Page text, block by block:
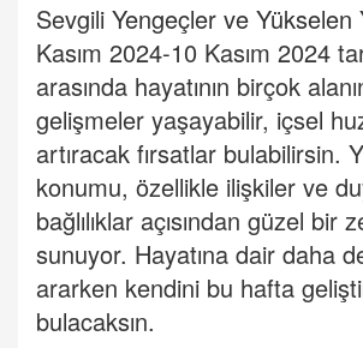
Sevgili Yengeçler ve Yükselen
Kasım 2024-10 Kasım 2024
arasında hayatının birçok
gelişmeler yaşayabilir, içsel
artıracak fırsatlar bulabilirsin.
konumu, özellikle ilişkiler ve
bağlılıklar açısından güzel bir
sunuyor. Hayatına dair daha
ararken kendini bu hafta
bulacaksın.